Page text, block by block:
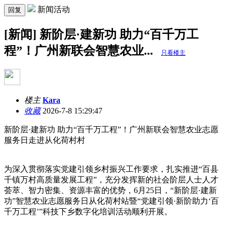
回复 新闻活动
[新闻] 新阶层·建新功 助力“百千万工
程”！广州新联会智慧农业...
只看楼主
楼主 Kara
收藏2026-7-8 15:29:47
新阶层·建新功 助力“百千万工程”！广州新联会智慧农业志愿
服务日走进从化荷村村
为深入贯彻落实党建引领乡村振兴工作要求，扎实推进“百县
千镇万村高质量发展工程”，充分发挥新的社会阶层人士人才
荟萃、智力密集、资源丰富的优势，6月25日，“新阶层·建新
功”智慧农业志愿服务日从化荷村站暨“党建引领·新阶助力‘百
千万工程’”科技下乡数字化培训活动顺利开展。